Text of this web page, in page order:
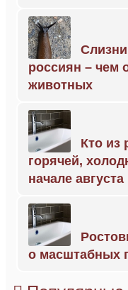
россиян – чем
животных
Кто из
горячей,
начале августа
о масштабных